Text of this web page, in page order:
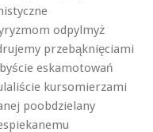
odpylmyż
przebąknięciami
eskamotowań
kursomierzami
poobdzielany